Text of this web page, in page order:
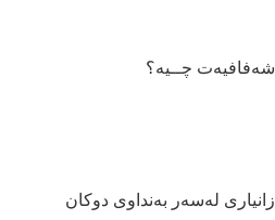
شەفافیەت چــیە؟
زانیاری لەسەر بەنداوی دوكان